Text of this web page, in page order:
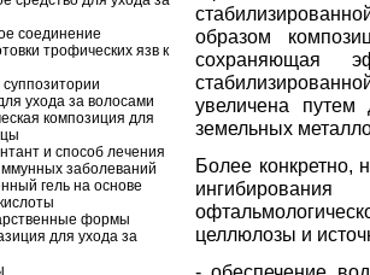
соединение
трофических язв к
ухода за волосами
композиция для
и способ лечения
заболеваний
гель на основе
формы
для ухода за
образом
сохраняющая
увеличена
земельных
Более конкретно,
целлюлозы и